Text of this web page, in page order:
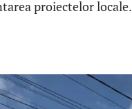
proiectelor locale.